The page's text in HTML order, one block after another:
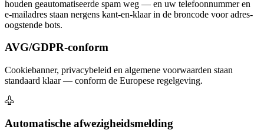
houden geautomatiseerde spam weg — en uw telefoonnummer en
e-mailadres staan nergens kant-en-klaar in de broncode voor adres-
oogstende bots.
AVG/GDPR-conform
Cookiebanner, privacybeleid en algemene voorwaarden staan
standaard klaar — conform de Europese regelgeving.
Automatische afwezigheidsmelding